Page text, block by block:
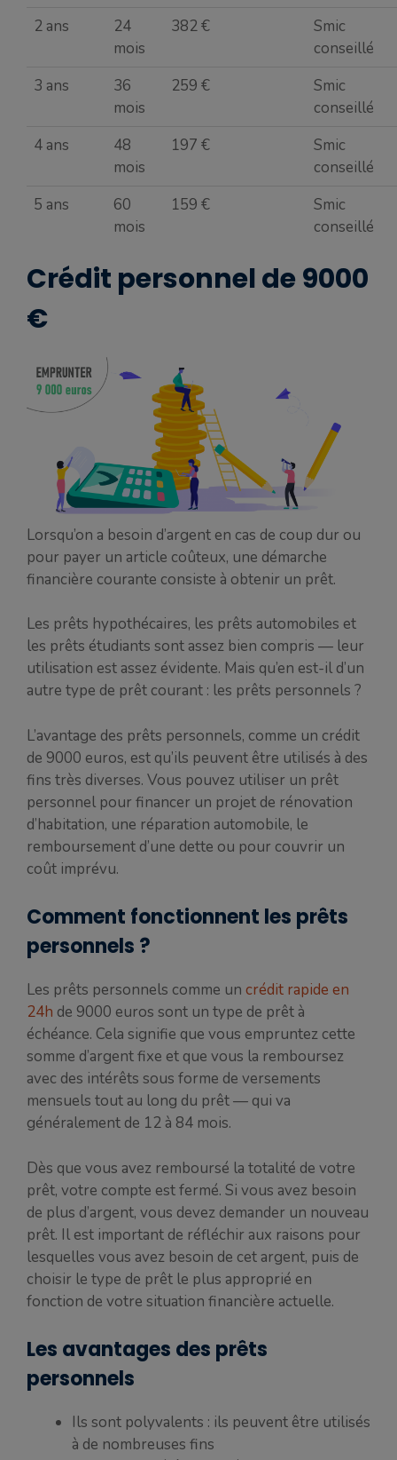
2 ans
24
mois
382 €
Smic
conseillé
3 ans
36
mois
259 €
Smic
conseillé
4 ans
48
mois
197 €
Smic
conseillé
5 ans
60
mois
159 €
Smic
conseillé
Crédit personnel de 9000
€
Lorsqu’on a besoin d’argent en cas de coup dur ou
pour payer un article coûteux, une démarche
financière courante consiste à obtenir un prêt.
Les prêts hypothécaires, les prêts automobiles et
les prêts étudiants sont assez bien compris — leur
utilisation est assez évidente. Mais qu’en est-il d’un
autre type de prêt courant : les prêts personnels ?
L’avantage des prêts personnels, comme un crédit
de 9000 euros, est qu’ils peuvent être utilisés à des
fins très diverses. Vous pouvez utiliser un prêt
personnel pour financer un projet de rénovation
d’habitation, une réparation automobile, le
remboursement d’une dette ou pour couvrir un
coût imprévu.
Comment fonctionnent les prêts
personnels ?
Les prêts personnels comme un crédit rapide en
24h de 9000 euros sont un type de prêt à
échéance. Cela signifie que vous empruntez cette
somme d’argent fixe et que vous la remboursez
avec des intérêts sous forme de versements
mensuels tout au long du prêt — qui va
généralement de 12 à 84 mois.
Dès que vous avez remboursé la totalité de votre
prêt, votre compte est fermé. Si vous avez besoin
de plus d’argent, vous devez demander un nouveau
prêt. Il est important de réfléchir aux raisons pour
lesquelles vous avez besoin de cet argent, puis de
choisir le type de prêt le plus approprié en
fonction de votre situation financière actuelle.
Les avantages des prêts
personnels
Ils sont polyvalents : ils peuvent être utilisés
à de nombreuses fins